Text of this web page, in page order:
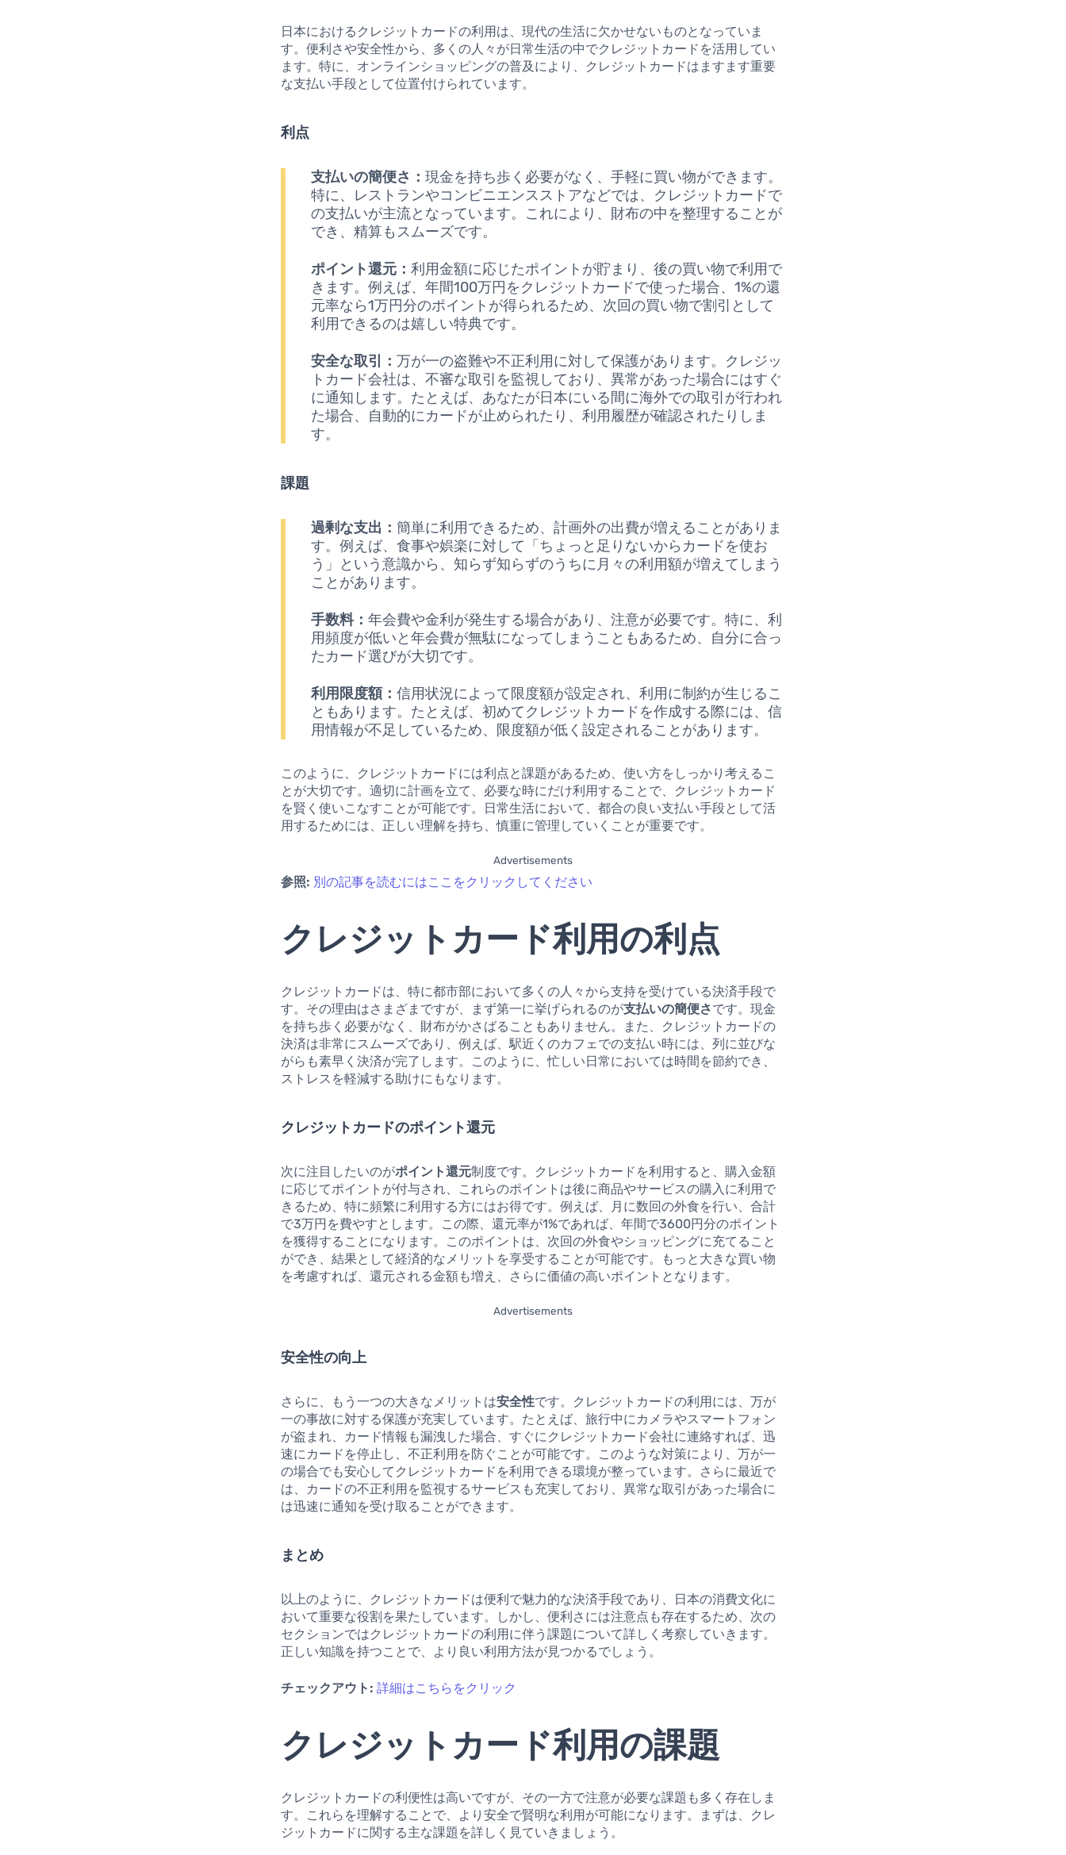
日本におけるクレジットカードの利用は、現代の生活に欠かせないものとなっていま
す。便利さや安全性から、多くの人々が日常生活の中でクレジットカードを活用してい
ます。特に、オンラインショッピングの普及により、クレジットカードはますます重要
な支払い手段として位置付けられています。
利点
支払いの簡便さ：現金を持ち歩く必要がなく、手軽に買い物ができます。
特に、レストランやコンビニエンスストアなどでは、クレジットカードで
の支払いが主流となっています。これにより、財布の中を整理することが
でき、精算もスムーズです。
ポイント還元：利用金額に応じたポイントが貯まり、後の買い物で利用で
きます。例えば、年間100万円をクレジットカードで使った場合、1%の還
元率なら1万円分のポイントが得られるため、次回の買い物で割引として
利用できるのは嬉しい特典です。
安全な取引：万が一の盗難や不正利用に対して保護があります。クレジッ
トカード会社は、不審な取引を監視しており、異常があった場合にはすぐ
に通知します。たとえば、あなたが日本にいる間に海外での取引が行われ
た場合、自動的にカードが止められたり、利用履歴が確認されたりしま
す。
課題
過剰な支出：簡単に利用できるため、計画外の出費が増えることがありま
す。例えば、食事や娯楽に対して「ちょっと足りないからカードを使お
う」という意識から、知らず知らずのうちに月々の利用額が増えてしまう
ことがあります。
手数料：年会費や金利が発生する場合があり、注意が必要です。特に、利
用頻度が低いと年会費が無駄になってしまうこともあるため、自分に合っ
たカード選びが大切です。
利用限度額：信用状況によって限度額が設定され、利用に制約が生じるこ
ともあります。たとえば、初めてクレジットカードを作成する際には、信
用情報が不足しているため、限度額が低く設定されることがあります。
このように、クレジットカードには利点と課題があるため、使い方をしっかり考えるこ
とが大切です。適切に計画を立て、必要な時にだけ利用することで、クレジットカード
を賢く使いこなすことが可能です。日常生活において、都合の良い支払い手段として活
用するためには、正しい理解を持ち、慎重に管理していくことが重要です。
Advertisements
参照: 別の記事を読むにはここをクリックしてください
クレジットカード利用の利点
クレジットカードは、特に都市部において多くの人々から支持を受けている決済手段で
す。その理由はさまざまですが、まず第一に挙げられるのが支払いの簡便さです。現金
を持ち歩く必要がなく、財布がかさばることもありません。また、クレジットカードの
決済は非常にスムーズであり、例えば、駅近くのカフェでの支払い時には、列に並びな
がらも素早く決済が完了します。このように、忙しい日常においては時間を節約でき、
ストレスを軽減する助けにもなります。
クレジットカードのポイント還元
次に注目したいのがポイント還元制度です。クレジットカードを利用すると、購入金額
に応じてポイントが付与され、これらのポイントは後に商品やサービスの購入に利用で
きるため、特に頻繁に利用する方にはお得です。例えば、月に数回の外食を行い、合計
で3万円を費やすとします。この際、還元率が1%であれば、年間で3600円分のポイント
を獲得することになります。このポイントは、次回の外食やショッピングに充てること
ができ、結果として経済的なメリットを享受することが可能です。もっと大きな買い物
を考慮すれば、還元される金額も増え、さらに価値の高いポイントとなります。
Advertisements
安全性の向上
さらに、もう一つの大きなメリットは安全性です。クレジットカードの利用には、万が
一の事故に対する保護が充実しています。たとえば、旅行中にカメラやスマートフォン
が盗まれ、カード情報も漏洩した場合、すぐにクレジットカード会社に連絡すれば、迅
速にカードを停止し、不正利用を防ぐことが可能です。このような対策により、万が一
の場合でも安心してクレジットカードを利用できる環境が整っています。さらに最近で
は、カードの不正利用を監視するサービスも充実しており、異常な取引があった場合に
は迅速に通知を受け取ることができます。
まとめ
以上のように、クレジットカードは便利で魅力的な決済手段であり、日本の消費文化に
おいて重要な役割を果たしています。しかし、便利さには注意点も存在するため、次の
セクションではクレジットカードの利用に伴う課題について詳しく考察していきます。
正しい知識を持つことで、より良い利用方法が見つかるでしょう。
チェックアウト: 詳細はこちらをクリック
クレジットカード利用の課題
クレジットカードの利便性は高いですが、その一方で注意が必要な課題も多く存在しま
す。これらを理解することで、より安全で賢明な利用が可能になります。まずは、クレ
ジットカードに関する主な課題を詳しく見ていきましょう。